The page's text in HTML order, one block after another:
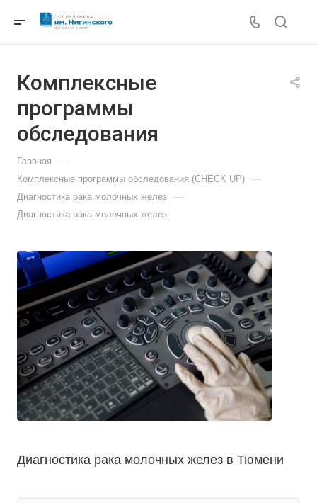
Комплексные
программы
обследования
Главная —
Комплексные программы обследования (CHECK UP) —
Диагностика рака молочных желез —
Диагностика рака молочных желез
Диагностика рака молочных желез в Тюмени